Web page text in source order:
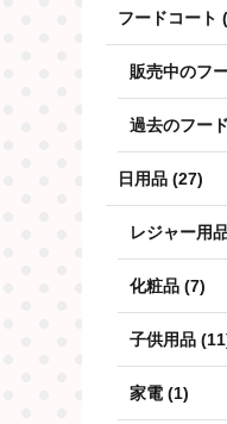
フードコート
販売中のフ
過去のフー
日用品 (27)
レジャー用
化粧品 (7)
子供用品
家電 (1)